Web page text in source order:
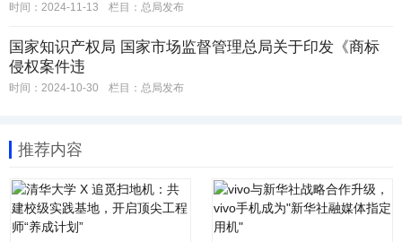
时间：2024-11-13 栏目： 总局发布
国家知识产权局 国家市场监督管理总局关于印发《商标
侵权案件违
时间：2024-10-30 栏目： 总局发布
推荐内容